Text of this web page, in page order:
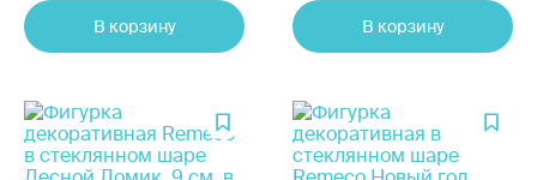
В корзину В корзину